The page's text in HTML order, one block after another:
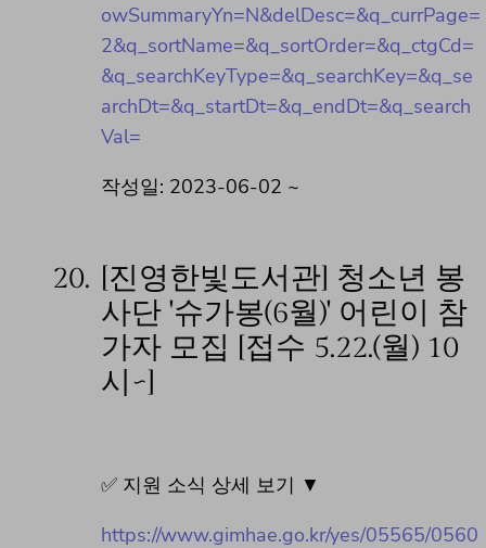
owSummaryYn=N&delDesc=&q_currPage=
2&q_sortName=&q_sortOrder=&q_ctgCd=
&q_searchKeyType=&q_searchKey=&q_se
archDt=&q_startDt=&q_endDt=&q_search
Val=
작성일: 2023-06-02 ~
20.
[진영한빛도서관] 청소년 봉
사단 '슈가봉(6월)' 어린이 참
가자 모집 [접수 5.22.(월) 10
시~]
✅ 지원 소식 상세 보기 ▼
https://www.gimhae.go.kr/yes/05565/0560